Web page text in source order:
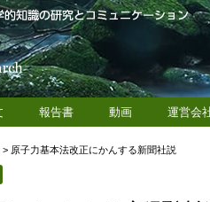
報告書 動画 運営会
> 原子力基本法改正にかんする新聞社説